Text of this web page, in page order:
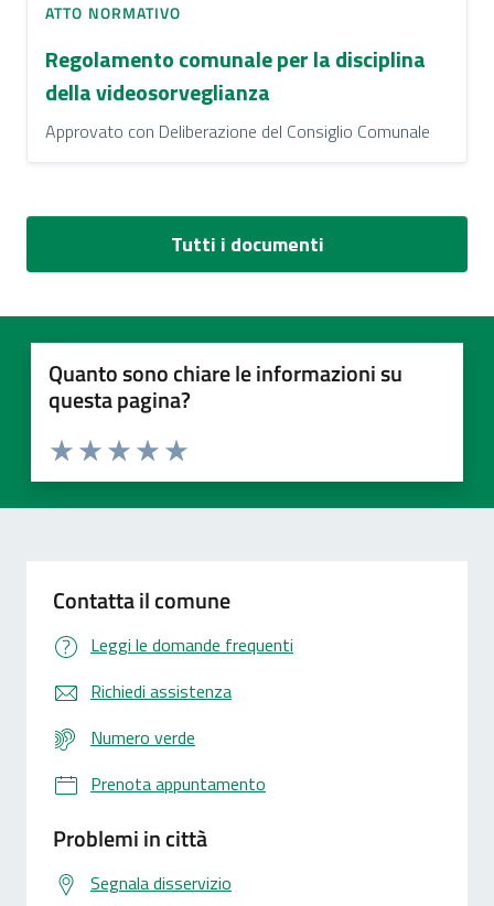
ATTO NORMATIVO
Regolamento comunale per la disciplina
della videosorveglianza
Approvato con Deliberazione del Consiglio Comunale
Tutti i documenti
Quanto sono chiare le informazioni su
questa pagina?
Valuta 5 stelle su 5
Valuta 4 stelle su 5
Valuta 3 stelle su 5
Valuta 2 stelle su 5
Valuta 1 stelle su 5
Contatta il comune
Leggi le domande frequenti
Richiedi assistenza
Numero verde
Prenota appuntamento
Problemi in città
Segnala disservizio